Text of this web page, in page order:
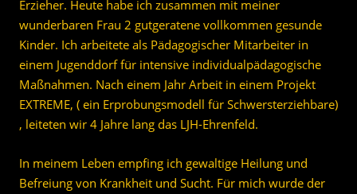
Erzieher. Heute habe ich zusammen mit meiner
wunderbaren Frau 2 gutgeratene vollkommen gesunde
Kinder. Ich arbeitete als Pädagogischer Mitarbeiter in
einem Jugenddorf für intensive individualpädagogische
Maßnahmen. Nach einem Jahr Arbeit in einem Projekt
EXTREME, ( ein Erprobungsmodell für Schwersterziehbare)
, leiteten wir 4 Jahre lang das LJH-Ehrenfeld.
In meinem Leben empfing ich gewaltige Heilung und
Befreiung von Krankheit und Sucht. Für mich wurde der